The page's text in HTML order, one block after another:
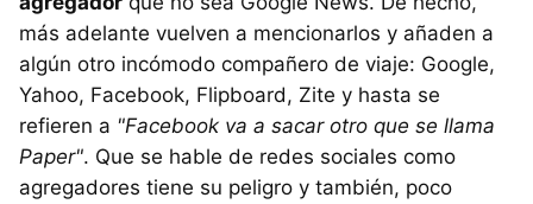
más adelante vuelven a mencionarlos y añaden a
algún otro incómodo compañero de viaje: Google,
Yahoo, Facebook, Flipboard, Zite y hasta se
refieren a "Facebook va a sacar otro que se llama
Paper". Que se hable de redes sociales como
agregadores tiene su peligro y también, poco